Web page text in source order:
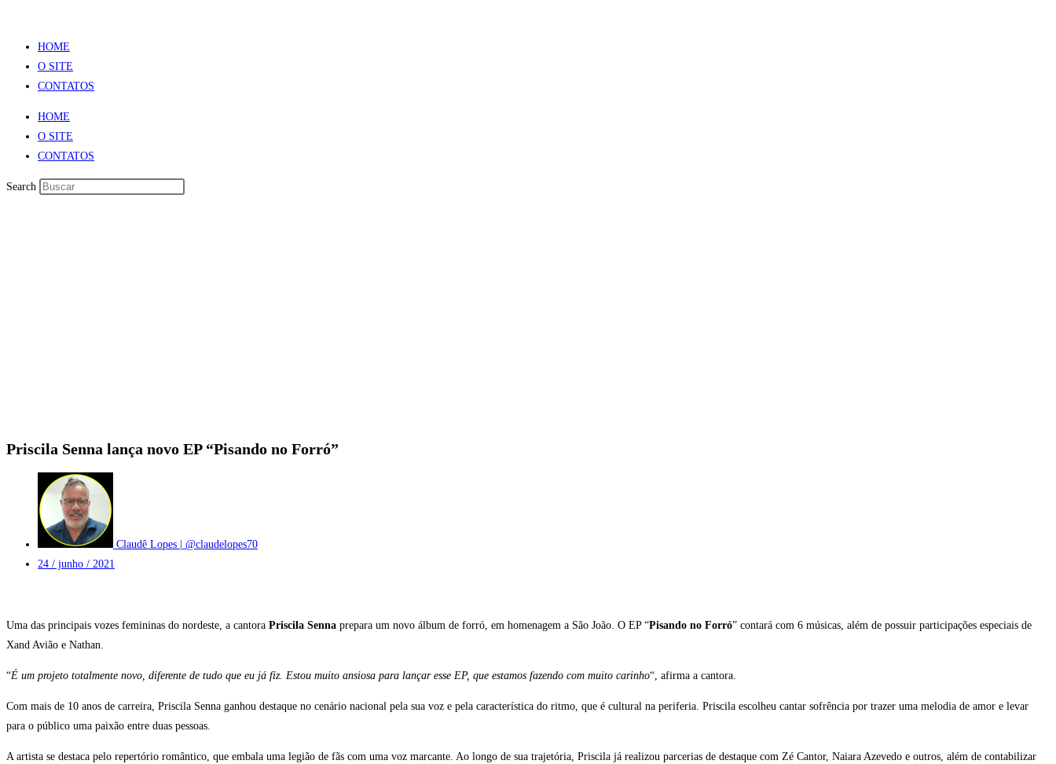
HOME
O SITE
CONTATOS
HOME
O SITE
CONTATOS
Search
Priscila Senna lança novo EP “Pisando no Forró”
Claudê Lopes | @claudelopes70
24 / junho / 2021
Uma das principais vozes femininas do nordeste, a cantora Priscila Senna prepara um novo álbum de forró, em homenagem a São João. O EP “Pisando no Forró” contará com 6 músicas, além de possuir participações especiais de
Xand Avião e Nathan.
“É um projeto totalmente novo, diferente de tudo que eu já fiz. Estou muito ansiosa para lançar esse EP, que estamos fazendo com muito carinho“, afirma a cantora.
Com mais de 10 anos de carreira, Priscila Senna ganhou destaque no cenário nacional pela sua voz e pela característica do ritmo, que é cultural na periferia. Priscila escolheu cantar sofrência por trazer uma melodia de amor e levar
para o público uma paixão entre duas pessoas.
A artista se destaca pelo repertório romântico, que embala uma legião de fãs com uma voz marcante. Ao longo de sua trajetória, Priscila já realizou parcerias de destaque com Zé Cantor, Naiara Azevedo e outros, além de contabilizar